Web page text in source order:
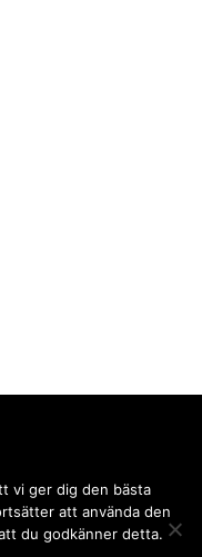
vi ger dig den bästa
att använda den
du godkänner detta.